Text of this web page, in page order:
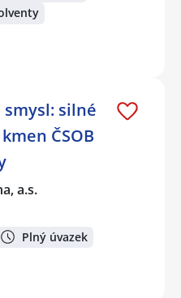
silné
ČSOB
a.s.
Plný úvazek